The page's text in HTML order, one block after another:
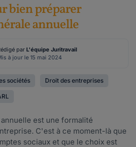
bien préparer
annuelle
par L'équipe Juritravail
à jour le 15 mai 2024
sociétés Droit des entreprises
est une formalité
C'est à ce moment-là que
sociaux et que le choix est